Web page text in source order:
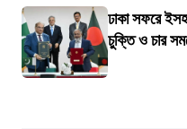
ঢাকা সফরে
চুক্তি ও চার